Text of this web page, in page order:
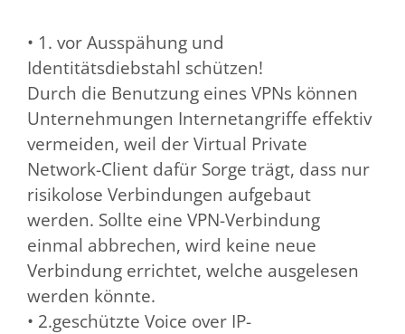
• 1. vor Ausspähung und
Identitätsdiebstahl schützen!
Durch die Benutzung eines VPNs können
Unternehmungen Internetangriffe effektiv
vermeiden, weil der Virtual Private
Network-Client dafür Sorge trägt, dass nur
risikolose Verbindungen aufgebaut
werden. Sollte eine VPN-Verbindung
einmal abbrechen, wird keine neue
Verbindung errichtet, welche ausgelesen
werden könnte.
• 2.geschützte Voice over IP-